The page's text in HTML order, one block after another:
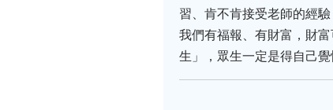
習、肯不肯接受老師的經
我們有福報、有財富，財
生」，眾生一定是得自己